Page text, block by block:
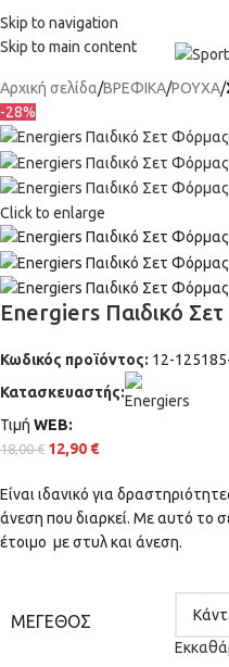
Skip to navigation
Skip to main content
+302315115372
Αρχική σελίδα ΒΡΕΦΙΚΑ ΡΟΥΧΑ
-28%
Click to enlarge
Energiers Παιδικό
Κωδικός προϊόντος: 12-
Κατασκευαστής:
Τιμή WΕΒ:
18,00€ 12,90 €
Είναι ιδανικό για
άνεση που διαρκεί. Με αυτό το
έτοιμο με στυλ και άνεση.
ΜΈΓΕΘΟΣ